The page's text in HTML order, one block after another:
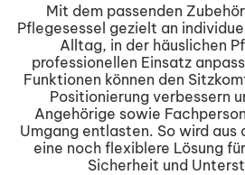
Mit dem passenden
Pflegesessel gezielt an
Alltag, in der häuslichen
professionellen Einsatz
Funktionen können den
Positionierung verbessern
Angehörige sowie
Umgang entlasten. So wird aus
eine noch flexiblere Lösung
Sicherheit und